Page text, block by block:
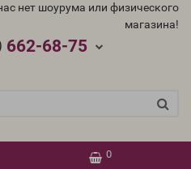
нет шоурума или физического
магазина!
662-68-75
0